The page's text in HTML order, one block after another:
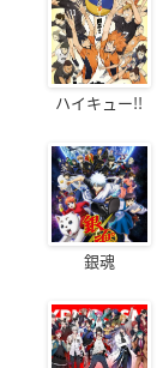
ハイキュー!!
銀魂